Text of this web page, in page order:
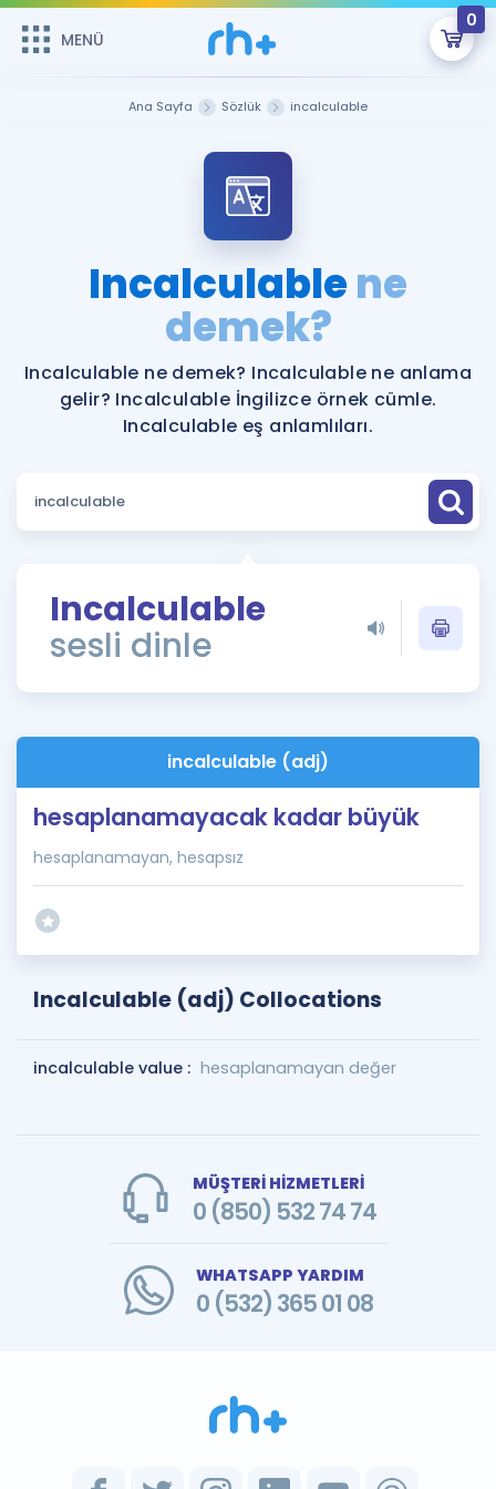
MENÜ
0
Şifremi Hatırlamıyorum
Sepetin Şu An Boş.
Remzi Hoca ile seni sınava hazırlayacak onlarca eğitim seni
bekliyor!
MENÜ
Katılımcı Görüşleri
Faydalı Araçlar
Ücretsiz Kaynaklar
ÖSYM Sınav Takvimi
Kampanyalar
İngilizce Gramer
İngilizce Gramer
Ana Sayfa Sözlük incalculable
Incalculablene
demek?
Incalculable ne demek? Incalculable ne anlama
gelir? Incalculable İngilizce örnek cümle.
Incalculable eş anlamlıları.
Incalculable
sesli dinle
incalculable (adj)
hesaplanamayacak kadar büyük
hesaplanamayan, hesapsız
Incalculable (adj) Collocations
incalculable value : hesaplanamayan değer
MÜŞTERİ HİZMETLERİ
0 (850) 532 74 74
WHATSAPP YARDIM
0 (532) 365 01 08